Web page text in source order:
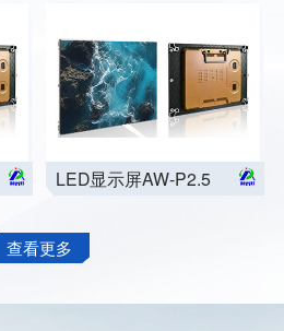
LED显示屏AW-P2.5
查看更多